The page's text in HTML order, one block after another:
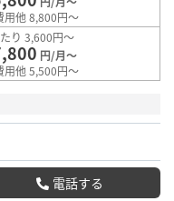
用他 8,800円～
り 3,600円～
円/月～
用他 5,500円～
電話する